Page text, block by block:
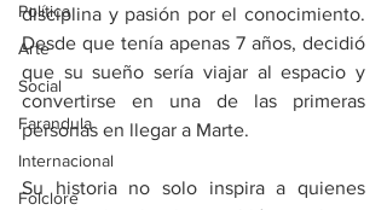
Política
Arte
Social
Farandula
Internacional
Folclore
disciplina y pasión por el conocimiento.
Desde que tenía apenas 7 años, decidió
que su sueño sería viajar al espacio y
convertirse en una de las primeras
personas en llegar a Marte.
Su historia no solo inspira a quienes